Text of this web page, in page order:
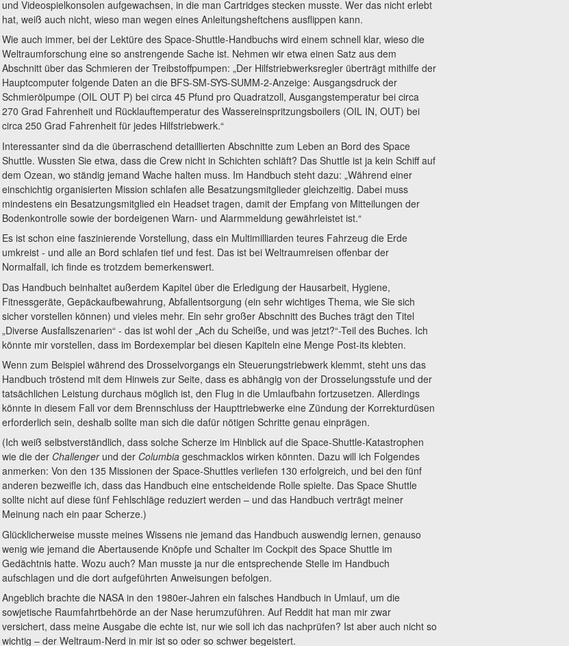
und Videospielkonsolen aufgewachsen, in die man Cartridges stecken musste. Wer das nicht erlebt
hat, weiß auch nicht, wieso man wegen eines Anleitungsheftchens ausflippen kann.
Wie auch immer, bei der Lektüre des Space-Shuttle-Handbuchs wird einem schnell klar, wieso die
Weltraumforschung eine so anstrengende Sache ist. Nehmen wir etwa einen Satz aus dem
Abschnitt über das Schmieren der Treibstoffpumpen: „Der Hilfstriebwerksregler überträgt mithilfe der
Hauptcomputer folgende Daten an die BFS-SM-SYS-SUMM-2-Anzeige: Ausgangsdruck der
Schmierölpumpe (OIL OUT P) bei circa 45 Pfund pro Quadratzoll, Ausgangstemperatur bei circa
270 Grad Fahrenheit und Rücklauftemperatur des Wassereinspritzungsboilers (OIL IN, OUT) bei
circa 250 Grad Fahrenheit für jedes Hilfstriebwerk.“
Interessanter sind da die überraschend detaillierten Abschnitte zum Leben an Bord des Space
Shuttle. Wussten Sie etwa, dass die Crew nicht in Schichten schläft? Das Shuttle ist ja kein Schiff auf
dem Ozean, wo ständig jemand Wache halten muss. Im Handbuch steht dazu: „Während einer
einschichtig organisierten Mission schlafen alle Besatzungsmitglieder gleichzeitig. Dabei muss
mindestens ein Besatzungsmitglied ein Headset tragen, damit der Empfang von Mitteilungen der
Bodenkontrolle sowie der bordeigenen Warn- und Alarmmeldung gewährleistet ist.“
Es ist schon eine faszinierende Vorstellung, dass ein Multimilliarden teures Fahrzeug die Erde
umkreist - und alle an Bord schlafen tief und fest. Das ist bei Weltraumreisen offenbar der
Normalfall, ich finde es trotzdem bemerkenswert.
Das Handbuch beinhaltet außerdem Kapitel über die Erledigung der Hausarbeit, Hygiene,
Fitnessgeräte, Gepäckaufbewahrung, Abfallentsorgung (ein sehr wichtiges Thema, wie Sie sich
sicher vorstellen können) und vieles mehr. Ein sehr großer Abschnitt des Buches trägt den Titel
„Diverse Ausfallszenarien“ - das ist wohl der „Ach du Scheiße, und was jetzt?“-Teil des Buches. Ich
könnte mir vorstellen, dass im Bordexemplar bei diesen Kapiteln eine Menge Post-its klebten.
Wenn zum Beispiel während des Drosselvorgangs ein Steuerungstriebwerk klemmt, steht uns das
Handbuch tröstend mit dem Hinweis zur Seite, dass es abhängig von der Drosselungsstufe und der
tatsächlichen Leistung durchaus möglich ist, den Flug in die Umlaufbahn fortzusetzen. Allerdings
könnte in diesem Fall vor dem Brennschluss der Haupttriebwerke eine Zündung der Korrekturdüsen
erforderlich sein, deshalb sollte man sich die dafür nötigen Schritte genau einprägen.
(Ich weiß selbstverständlich, dass solche Scherze im Hinblick auf die Space-Shuttle-Katastrophen
wie die der Challengerund der Columbiageschmacklos wirken könnten. Dazu will ich Folgendes
anmerken: Von den 135 Missionen der Space-Shuttles verliefen 130 erfolgreich, und bei den fünf
anderen bezweifle ich, dass das Handbuch eine entscheidende Rolle spielte. Das Space Shuttle
sollte nicht auf diese fünf Fehlschläge reduziert werden – und das Handbuch verträgt meiner
Meinung nach ein paar Scherze.)
Glücklicherweise musste meines Wissens nie jemand das Handbuch auswendig lernen, genauso
wenig wie jemand die Abertausende Knöpfe und Schalter im Cockpit des Space Shuttle im
Gedächtnis hatte. Wozu auch? Man musste ja nur die entsprechende Stelle im Handbuch
aufschlagen und die dort aufgeführten Anweisungen befolgen.
Angeblich brachte die NASA in den 1980er-Jahren ein falsches Handbuch in Umlauf, um die
sowjetische Raumfahrtbehörde an der Nase herumzuführen. Auf Reddit hat man mir zwar
versichert, dass meine Ausgabe die echte ist, nur wie soll ich das nachprüfen? Ist aber auch nicht so
wichtig – der Weltraum-Nerd in mir ist so oder so schwer begeistert.